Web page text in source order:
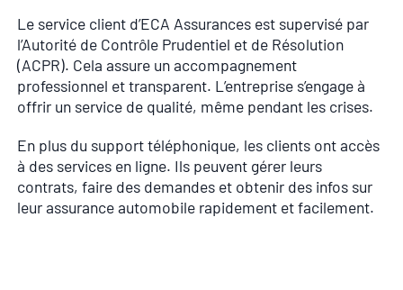
Le service client d’ECA Assurances est supervisé par
l’Autorité de Contrôle Prudentiel et de Résolution
(ACPR). Cela assure un accompagnement
professionnel et transparent. L’entreprise s’engage à
offrir un service de qualité, même pendant les crises.
En plus du support téléphonique, les clients ont accès
à des services en ligne. Ils peuvent gérer leurs
contrats, faire des demandes et obtenir des infos sur
leur assurance automobile rapidement et facilement.